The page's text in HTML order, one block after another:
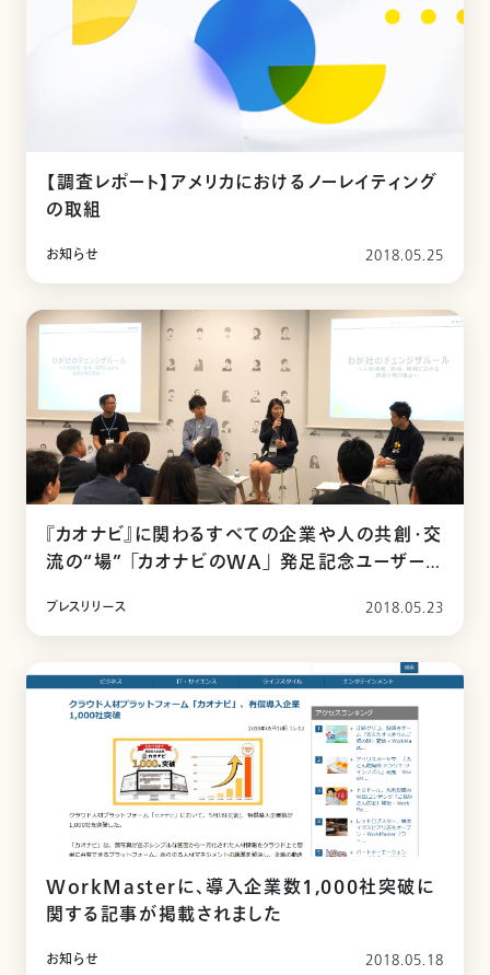
【調査レポート】アメリカにおけるノーレイティング
の取組
お知らせ 2018.05.25
『カオナビ』に関わるすべての企業や人の共創・交
流の“場” 「カオナビのWA」 発足記念ユーザーミ
プレスリリース 2018.05.23
WorkMasterに、導入企業数1,000社突破に
関する記事が掲載されました
お知らせ 2018.05.18